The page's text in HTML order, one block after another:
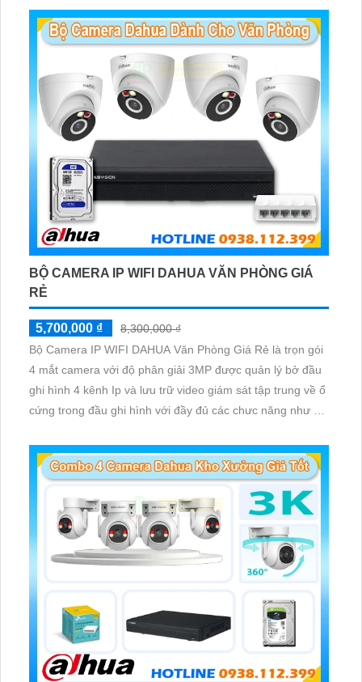
BỘ CAMERA IP WIFI DAHUA VĂN PHÒNG GIÁ
RẺ
5,700,000 ₫
8,300,000 ₫
Bộ Camera IP WIFI DAHUA Văn Phòng Giá Rẻ là trọn gói
4 mắt camera với độ phân giải 3MP được quản lý bở đầu
ghi hình 4 kênh Ip và lưu trữ video giám sát tập trung về ổ
cứng trong đầu ghi hình với đầy đủ các chưc năng như AI
giám sát có màu vào ban đêm